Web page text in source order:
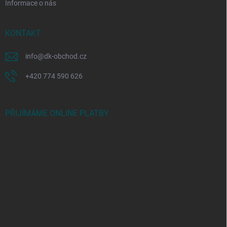
Informace o nás
KONTAKT
info@dk-obchod.cz
+420 774 590 626
PŘIJÍMÁME ONLINE PLATBY